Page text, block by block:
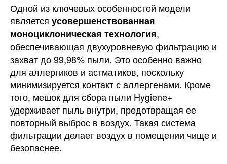
Одной из ключевых особенностей модели
является усовершенствованная
моноциклоническая технология,
обеспечивающая двухуровневую фильтрацию и
захват до 99,98% пыли. Это особенно важно
для аллергиков и астматиков, поскольку
минимизируется контакт с аллергенами. Кроме
того, мешок для сбора пыли Hygiene+
удерживает пыль внутри, предотвращая ее
повторный выброс в воздух. Такая система
фильтрации делает воздух в помещении чище и
безопаснее.